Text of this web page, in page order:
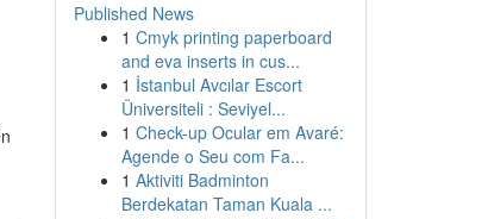
Published News
1 Cmyk printing paperboard
and eva inserts in cus...
1 İstanbul Avcılar Escort
Üniversiteli : Seviyel...
1 Check-up Ocular em Avaré:
Agende o Seu com Fa...
1 Aktiviti Badminton
Berdekatan Taman Kuala ...